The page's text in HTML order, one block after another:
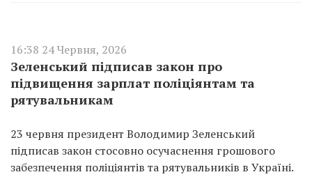
16:38 24 Червня, 2026
Зеленський підписав закон про
підвищення зарплат поліціянтам та
рятувальникам
23 червня президент Володимир Зеленський
підписав закон стосовно осучаснення грошового
забезпечення поліціянтів та рятувальників в Україні.